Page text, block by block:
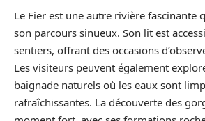
Le Fier est une autre rivière fascinante
son parcours sinueux. Son lit est
sentiers, offrant des occasions
Les visiteurs peuvent également
baignade naturels où les eaux sont
rafraîchissantes. La découverte des